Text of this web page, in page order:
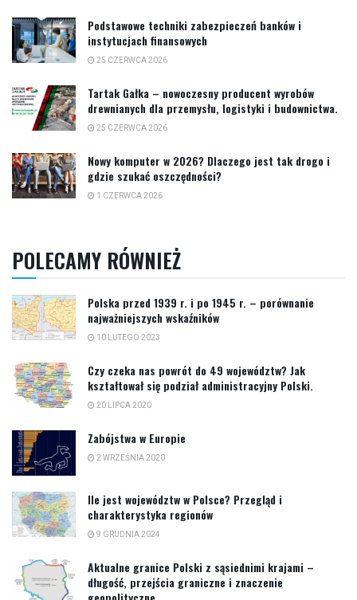
Podstawowe techniki zabezpieczeń banków i
instytucjach finansowych
25 CZERWCA 2026
Tartak Gałka – nowoczesny producent wyrobów
drewnianych dla przemysłu, logistyki i budownictwa.
25 CZERWCA 2026
Nowy komputer w 2026? Dlaczego jest tak drogo i
gdzie szukać oszczędności?
1 CZERWCA 2026
POLECAMY RÓWNIEŻ
Polska przed 1939 r. i po 1945 r. – porównanie
najważniejszych wskaźników
10 LUTEGO 2023
Czy czeka nas powrót do 49 województw? Jak
kształtował się podział administracyjny Polski.
20 LIPCA 2020
Zabójstwa w Europie
2 WRZEŚNIA 2020
Ile jest województw w Polsce? Przegląd i
charakterystyka regionów
9 GRUDNIA 2024
Aktualne granice Polski z sąsiednimi krajami –
długość, przejścia graniczne i znaczenie